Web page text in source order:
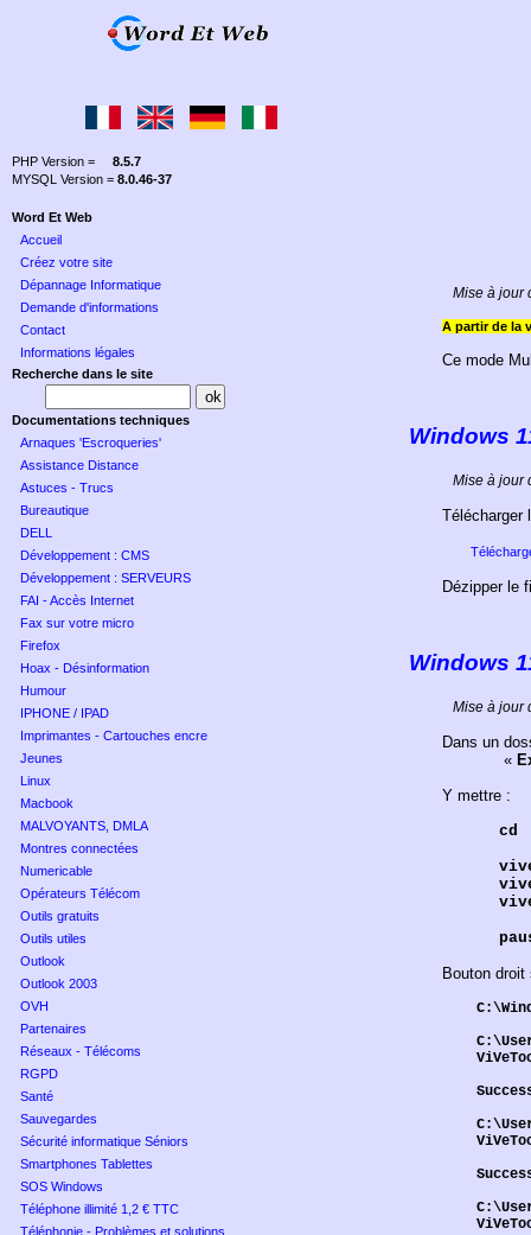
PHP Version = 8.5.7
MYSQL Version = 8.0.46-37
Word Et Web
Accueil
Créez votre site
Dépannage Informatique
Demande d'informations
Contact
Informations légales
Recherche dans le site
Documentations techniques
Arnaques 'Escroqueries'
Assistance Distance
Astuces - Trucs
Bureautique
DELL
Développement : CMS
Développement : SERVEURS
FAI - Accès Internet
Fax sur votre micro
Firefox
Hoax - Désinformation
Humour
IPHONE / IPAD
Imprimantes - Cartouches encre
Jeunes
Linux
Macbook
MALVOYANTS, DMLA
Montres connectées
Numericable
Opérateurs Télécom
Outils gratuits
Outils utiles
Outlook
Outlook 2003
OVH
Partenaires
Réseaux - Télécoms
RGPD
Santé
Sauvegardes
Sécurité informatique Séniors
Smartphones Tablettes
SOS Windows
Téléphone illimité 1,2 € TTC
Téléphonie - Problèmes et solutions
Mise à jour
A partir de la
Ce mode
Windows
Mise à jour
Télécharger
Dézipper le
Windows
Mise à jour
Dans un
«
Y mettre :
cd
Bouton